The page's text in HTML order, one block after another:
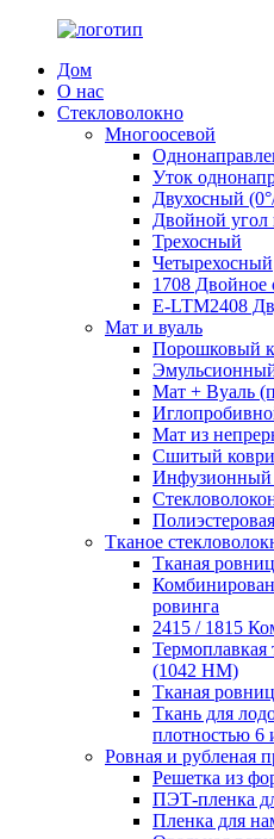
Дом
О нас
Стекловолокно
Многоосевой
Уток
Двухосный
Двойной угол
Трехосный
Четырехосный
1708 Двойное
E-LTM2408
Мат и вуаль
Порошковый
Мат + Вуаль
Мат из
Сшитый
Инфузионный
Тканое
Тканая
ровинга
2415 / 1815
Термоплавкая
(1042 HM)
Тканая
Ткань для
плотностью 6
Ровная и рубленая
Решетка из
ПЭТ-пленка
Пленка для